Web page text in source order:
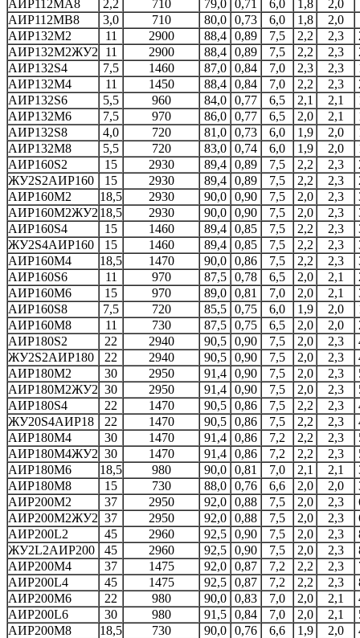
АИР112MA8 2,2 710 79,0 0,71 6,0 1,8
2,0
АИР112MB8
3,0 710 80,0 0,73 6,0 1,8
2,0
АИР132M2
11 2900 88,4 0,89 7,5 2,2 2,3
АИР132М2ЖУ2
11 2900 88,4 0,89 7,5 2,2 2,3
АИР132S4
7,5 1460 87,0 0,84 7,0 2,3 2,3
АИР132M4
11 1450 88,4 0,84 7,0 2,2 2,3
АИР132S6
5,5 960 84,0 0,77 6,5 2,1 2,1
АИР132M6
7,5 970 86,0 0,77 6,5 2,0 2,1
АИР132S8
4,0 720 81,0 0,73 6,0 1,9 2,0
АИР132M8
5,5 720 83,0 0,74 6,0 1,9 2,0
АИР160S2
15 2930 89,4 0,89 7,5 2,2 2,3
ЖУ2S2АИР160
15 2930 89,4 0,89 7,5 2,2 2,3
АИР160M2
18,5 2930 90,0 0,90 7,5 2,0 2,3
АИР160М2ЖУ2 18,5 2930 90,0 0,90 7,5 2,0 2,3
АИР160S4
15 1460 89,4 0,85 7,5 2,2 2,3
ЖУ2S4АИР160
15 1460 89,4 0,85 7,5 2,2 2,3
АИР160M4
18,5 1470 90,0 0,86 7,5 2,2 2,3
АИР160S6
11 970 87,5 0,78 6,5 2,0 2,1
АИР160M6
15 970 89,0 0,81 7,0 2,0 2,1
АИР160S8
7,5 720 85,5 0,75 6,0 1,9 2,0
АИР160M8
11 730 87,5 0,75 6,5 2,0 2,0
АИР180S2
22 2940 90,5 0,90 7,5 2,0 2,3
ЖУ2S2АИР180
22 2940 90,5 0,90 7,5 2,0 2,3
АИР180M2
30 2950 91,4 0,90 7,5 2,0 2,3
АИР180М2ЖУ2 30 2950 91,4 0,90 7,5 2,0 2,3
АИР180S4
22 1470 90,5 0,86 7,5 2,2 2,3
ЖУ20S4АИР18
22 1470 90,5 0,86 7,5 2,2 2,3
АИР180M4
30 1470 91,4 0,86 7,2 2,2 2,3
АИР180М4ЖУ2 30 1470 91,4 0,86 7,2 2,2 2,3
АИР180M6
18,5 980 90,0 0,81 7,0 2,1 2,1
АИР180M8
15 730 88,0 0,76 6,6 2,0 2,0
АИР200M2
37 2950 92,0 0,88 7,5 2,0 2,3
АИР200М2ЖУ2 37 2950 92,0 0,88 7,5 2,0 2,3
АИР200L2
45 2960 92,5 0,90 7,5 2,0 2,3
ЖУ2L2АИР200
45 2960 92,5 0,90 7,5 2,0 2,3
АИР200M4
37 1475 92,0 0,87 7,2 2,2 2,3
АИР200L4
45 1475 92,5 0,87 7,2 2,2 2,3
АИР200M6
22 980 90,0 0,83 7,0 2,0 2,1
АИР200L6
30 980 91,5 0,84 7,0 2,0 2,1
АИР200M8
18,5 730 90,0 0,76 6,6 1,9 2,0